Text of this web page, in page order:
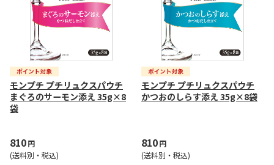
モンプチ プチリュクスパウチ
まぐろのサーモン添え 35g×8
袋
810円
(送料別・税込)
モンプチ プチリュクスパウチ
かつおのしらす添え 35g×8袋
810円
(送料別・税込)